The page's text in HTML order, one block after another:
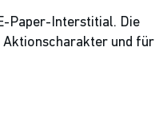
Paper-Interstitial. Die
Aktionscharakter und für